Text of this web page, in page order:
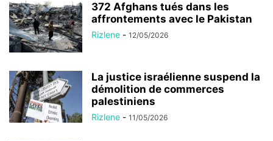
372 Afghans tués dans les
affrontements avec le Pakistan
Rizlene - 12/05/2026
La justice israélienne suspend la
démolition de commerces
palestiniens
Rizlene - 11/05/2026